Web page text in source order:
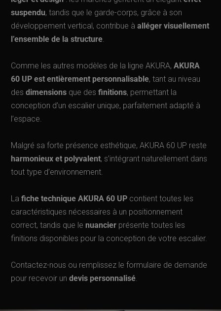
suspendu, tandis que le garde-corps, grâce à son
développement vertical, contribue àalléger visuellement
l’ensemble de la structure.
Comme les autres modèles de la ligne AKURA,AKURA
60 UP est entièrement personnalisable, tant au niveau
desdimensions que desfinitions, permettant la
conception d’un escalier unique, parfaitement adapté à
l’espace.
Malgré sa forte présence esthétique, AKURA 60 UP reste
harmonieux et polyvalent, s’intégrant naturellement dans
tout type d’environnement.
Lafiche technique AKURA 60 UP contient toutes les
caractéristiques nécessaires à un positionnement
correct, tandis que le nuancier présente toutes les
finitions disponibles pour la conception de votre escalier.
Contactez-nous ou remplissez le formulaire de demande
pour recevoir undevis personnalisé.